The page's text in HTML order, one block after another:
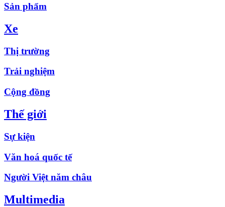
Sản phẩm
Xe
Thị trường
Trải nghiệm
Cộng đồng
Thế giới
Sự kiện
Văn hoá quốc tế
Người Việt năm châu
Multimedia